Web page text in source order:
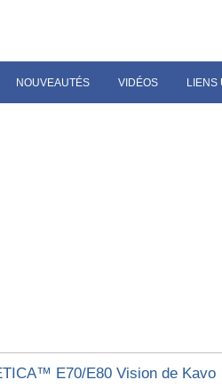
NOUVEAUTÉS VIDÉOS LIENS
E70/E80 Vision de Kavo